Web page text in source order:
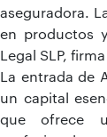
aseguradora.
en productos
Legal SLP,
La entrada de
un capital
que ofrece